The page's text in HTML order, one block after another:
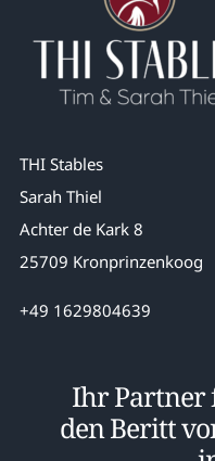
THI Stables
Sarah Thiel
Achter de Kark 8
25709 Kronprinzenkoog
+49 1629804639
Ihr Partner
den Beritt